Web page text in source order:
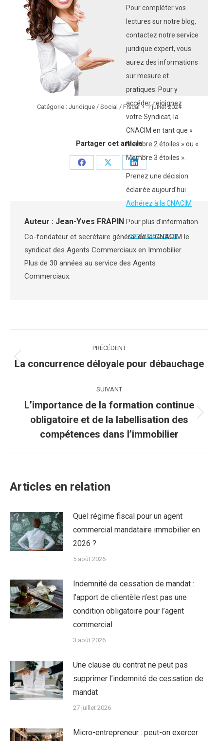
Pour compléter vos
lectures sur notre blog,
contactez notre service
juridique expert, vous
aurez des informations
sur mesure et
pratiques. Pour y
accéder, rejoignez
votre Syndicat, la
CNACIM en tant que «
Membre 2 étoiles » ou «
Membre 3 étoiles ».
Prenez une décision
éclairée aujourd'hui :
Adhérez à la CNACIM
Pour plus d'information
:contactez-nous
Catégorie : Juridique / Social / Fiscal 1 juillet 2024
Partager cet article
PartagerPartagerPartager
Auteur : Jean-Yves FRAPIN
Co-fondateur et secrétaire général de la CNACIM le
syndicat des Agents Commerciaux en Immobilier.
Plus de 30 années au service des Agents
Commerciaux.
article
PRÉCÉDENT
Article
:
La concurrence déloyale pour débauchage
SUIVANT
Article
suivant
L’importance de la formation continue
obligatoire et de la labellisation des
compétences dans l’immobilier
Articles en relation
Quel régime fiscal pour un agent
commercial mandataire immobilier en
2026 ?
5 août 2026
Indemnité de cessation de mandat :
l’apport de clientèle n’est pas une
condition obligatoire pour l’agent
commercial
3 août 2026
Une clause du contrat ne peut pas
supprimer l’indemnité de cessation de
mandat
27 juillet 2026
Micro-entrepreneur : peut-on exercer